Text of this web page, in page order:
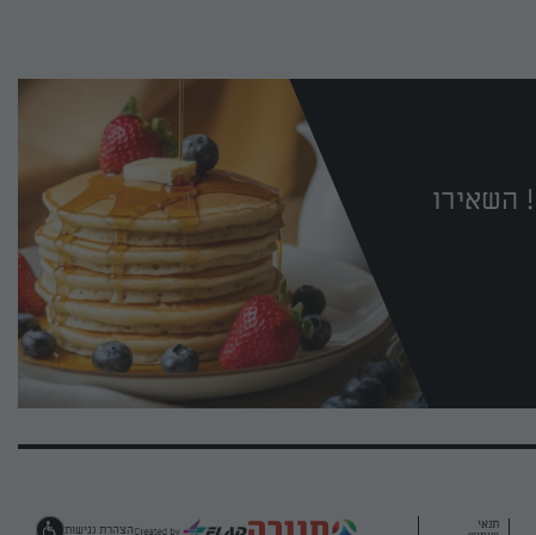
השאירו
תנאי הצהרת נגישות